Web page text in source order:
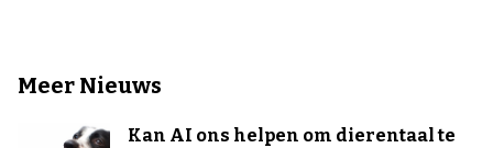
Meer Nieuws
Kan AI ons helpen om dierentaal te